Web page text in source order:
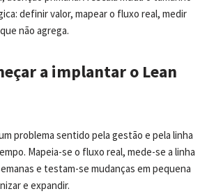
definir valor, mapear o fluxo real, medir
não agrega.
a implantar o Lean
problema sentido pela gestão e pela linha
Mapeia-se o fluxo real, mede-se a linha
e testam-se mudanças em pequena
e expandir.